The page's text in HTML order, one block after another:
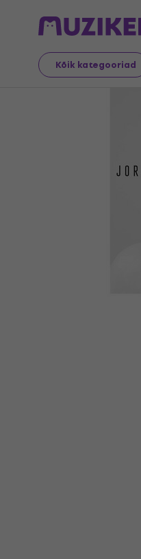
Kõik kategooriad
LP plaadid ja CD-d